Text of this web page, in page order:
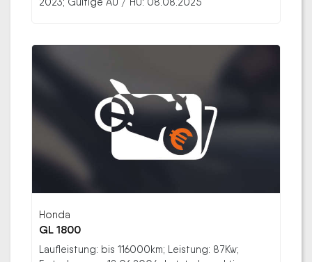
Honda
GL 1800
Laufleistung: bis 116000km; Leistung: 87Kw;